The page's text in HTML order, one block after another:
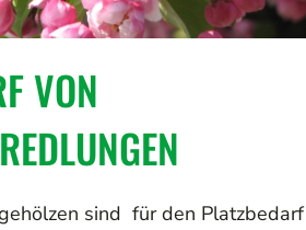
VON
sind für den